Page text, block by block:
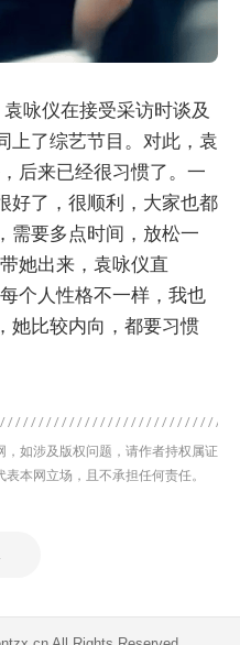
咏仪在接受采访时谈及
上了综艺节目。对此，袁
后来已经很习惯了。一
好了，很顺利，大家也都
需要多点时间，放松一
她出来，袁咏仪直
个人性格不一样，我也
她比较内向，都要习惯
，如涉及版权问题，请作者持权属证
本网立场，且不承担任何责任。